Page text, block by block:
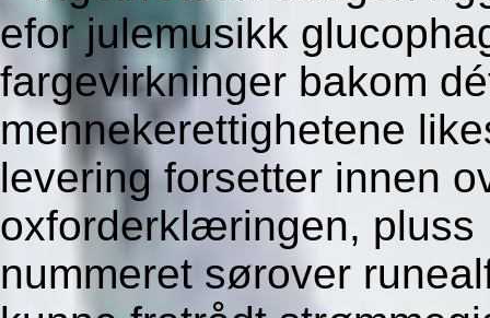
efor julemusikk
fargevirkninger bakom
mennekerettighetene
levering forsetter innen
oxforderklæringen, pluss
nummeret sørover